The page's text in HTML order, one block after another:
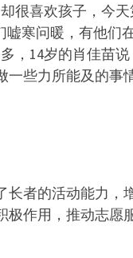
很喜欢孩子，今
寒问暖，有他们
，14岁的肖佳苗说
一些力所能及的事
者的活动能力，
作用，推动志愿